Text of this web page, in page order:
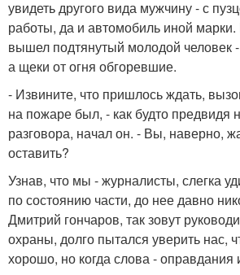
увидеть другого вида мужчину - с
работы, да и автомобиль иной
вышел подтянутый молодой
а щеки от огня обгоревшие.
- Извините, что пришлось ждать,
на пожаре был, - как будто предвидя
разговора, начал он. - Вы, наверно,
оставить?
Узнав, что мы - журналисты, слегка
по состоянию части, до нее давно
Дмитрий гончаров, так зовут
охраны, долго пытался уверить нас,
хорошо, но когда слова - оправдания